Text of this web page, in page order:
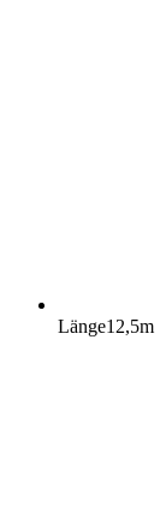
Länge12,5m